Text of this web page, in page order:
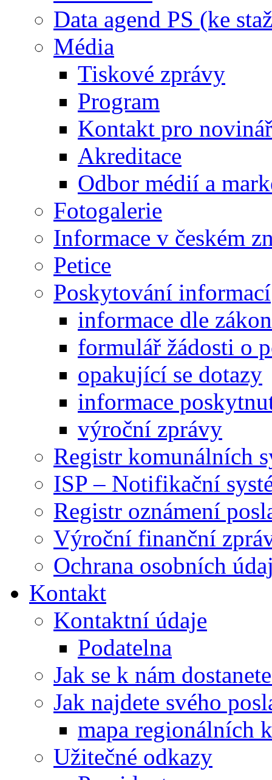
Data agend PS (ke
Média
Tiskové zprávy
Program
Kontakt pro
Akreditace
Odbor médií a
Fotogalerie
Informace v českém
Petice
Poskytování informací
informace dle
formulář žádosti o
opakující se dotazy
informace
výroční zprávy
Registr komunálních
ISP – Notifikační
Registr oznámení
Výroční finanční
Ochrana osobních
Kontakt
Kontaktní údaje
Podatelna
Jak se k nám
Jak najdete svého
mapa regionálních
Užitečné odkazy